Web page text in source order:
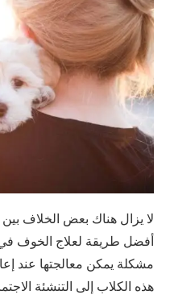
لا يزال هناك بعض الخلاف
أفضل طريقة لعلاج الخوف
مشكلة يمكن معالجتها عند
هذه الكلاب إلى التنشئة